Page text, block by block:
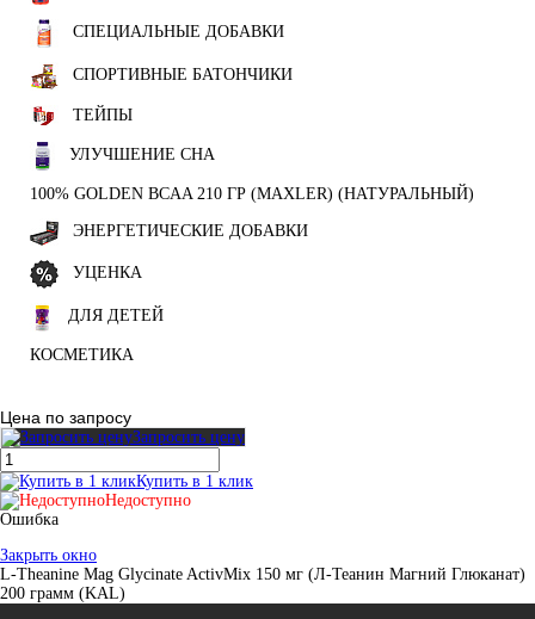
СПЕЦИАЛЬНЫЕ ДОБАВКИ
СПОРТИВНЫЕ БАТОНЧИКИ
ТЕЙПЫ
УЛУЧШЕНИЕ СНА
100% GOLDEN BCAA 210 ГР (MAXLER) (НАТУРАЛЬНЫЙ)
ЭНЕРГЕТИЧЕСКИЕ ДОБАВКИ
УЦЕНКА
ДЛЯ ДЕТЕЙ
КОСМЕТИКА
Цена по запросу
Запросить цену
Купить в 1 клик
Недоступно
Ошибка
Закрыть окно
L-Theanine Mag Glycinate ActivMix 150 мг (Л-Теанин Магний Глюканат)
200 грамм (KAL)